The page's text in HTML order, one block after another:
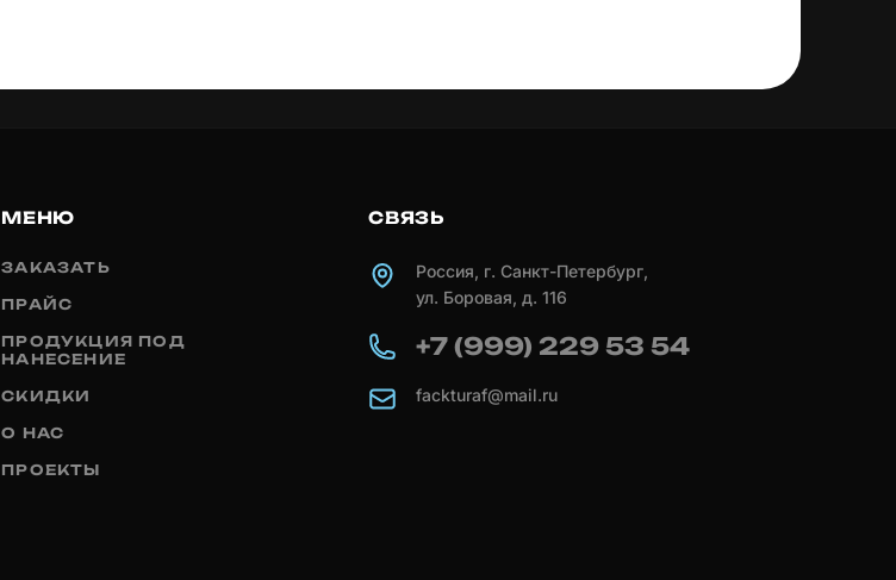
МЕНЮ
ЗАКАЗАТЬ
ПРАЙС
ПРОДУКЦИЯ ПОД
НАНЕСЕНИЕ
СКИДКИ
О НАС
ПРОЕКТЫ
СВЯЗЬ
Россия, г. Санкт-Петербург,
ул. Боровая, д. 116
+7 (999) 229 53 54
fackturaf@mail.ru